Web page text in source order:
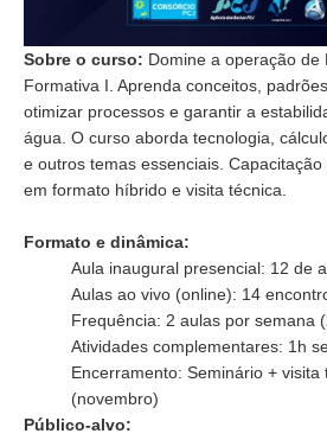
Sobre o curso: Domine a operação de
Formativa I. Aprenda conceitos,
otimizar processos e garantir a
água. O curso aborda tecnologia,
e outros temas essenciais.
em formato híbrido e visita técnica.
Formato e dinâmica:
Aula inaugural presencial: 12 de
Aulas ao vivo (online): 14
Frequência: 2 aulas por semana
Atividades complementares: 1h
Encerramento: Seminário + visita
(novembro)
Público-alvo: